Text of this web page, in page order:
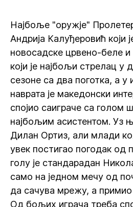
Најбоље "оружје"
Андрија Калуђеровић који
новосадске црвено-беле
који је најбољи стрелац
сезоне са два поготка, а у
наврата је македонски
спојио саиграче са голом
најбољим асистентом. Уз
Дилан Ортиз, али млади
увек постигао погодак од
голу је стандарадан
само на једном мечу од
да сачува мрежу, а примио
Од бољих играча треба